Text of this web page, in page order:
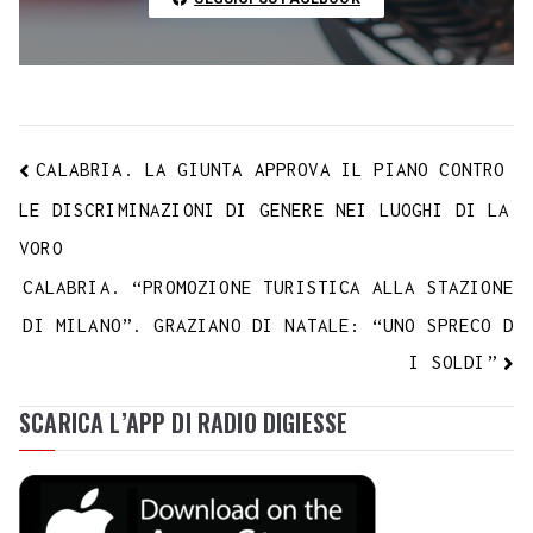
CALABRIA. LA GIUNTA APPROVA IL PIANO CONTRO
LE DISCRIMINAZIONI DI GENERE NEI LUOGHI DI LA
VORO
CALABRIA. “PROMOZIONE TURISTICA ALLA STAZIONE
DI MILANO”. GRAZIANO DI NATALE: “UNO SPRECO D
I SOLDI”
SCARICA L’APP DI RADIO DIGIESSE